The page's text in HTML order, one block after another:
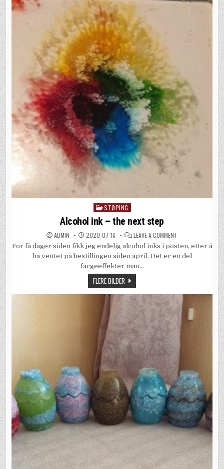
Posted
in
STØPING
Alcohol ink – the next step
ADMIN 2020-07-16 LEAVE A COMMENT
INK
THE
For få dager siden fikk jeg endelig alcohol inks i posten, etter å
ha ventet på bestillingen siden april. Det er en del
fargeeffekter man…
FLERE BILDER